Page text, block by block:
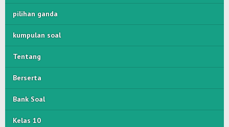
pilihan ganda
kumpulan soal
Tentang
Berserta
Bank Soal
Kelas 10